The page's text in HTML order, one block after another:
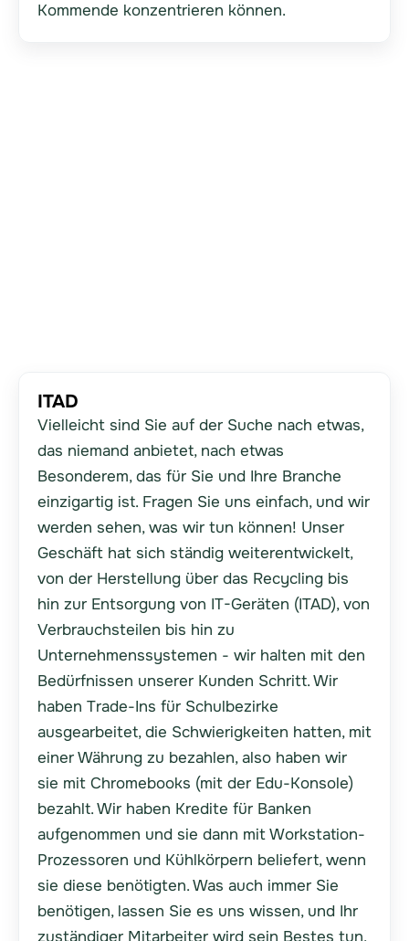
Kommende konzentrieren können.
ITAD
Vielleicht sind Sie auf der Suche nach etwas,
das niemand anbietet, nach etwas
Besonderem, das für Sie und Ihre Branche
einzigartig ist. Fragen Sie uns einfach, und wir
werden sehen, was wir tun können! Unser
Geschäft hat sich ständig weiterentwickelt,
von der Herstellung über das Recycling bis
hin zur Entsorgung von IT-Geräten (ITAD), von
Verbrauchsteilen bis hin zu
Unternehmenssystemen - wir halten mit den
Bedürfnissen unserer Kunden Schritt. Wir
haben Trade-Ins für Schulbezirke
ausgearbeitet, die Schwierigkeiten hatten, mit
einer Währung zu bezahlen, also haben wir
sie mit Chromebooks (mit der Edu-Konsole)
bezahlt. Wir haben Kredite für Banken
aufgenommen und sie dann mit Workstation-
Prozessoren und Kühlkörpern beliefert, wenn
sie diese benötigten. Was auch immer Sie
benötigen, lassen Sie es uns wissen, und Ihr
zuständiger Mitarbeiter wird sein Bestes tun,